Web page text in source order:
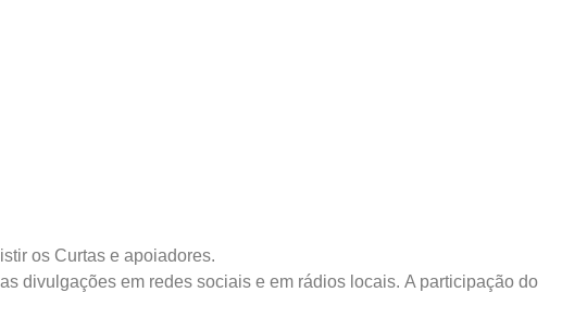
os Curtas e apoiadores.
divulgações em redes sociais e em rádios locais. A participação do